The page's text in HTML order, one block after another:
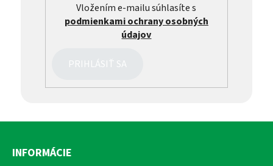
Vložením e-mailu súhlasíte s
podmienkami ochrany osobných
údajov
PRIHLÁSIŤ SA
Z
INFORMÁCIE